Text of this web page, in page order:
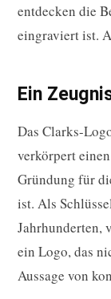
entdecken die
eingraviert ist.
Ein
Das Clarks-
verkörpert
Gründung für
ist. Als
Jahrhunderten,
ein Logo, das
Aussage von